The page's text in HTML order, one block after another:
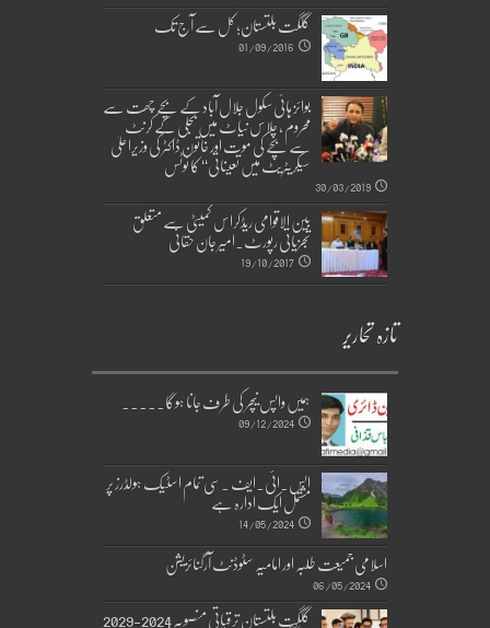
گلگت بلتستان؛ کل سے آج تک
01/09/2016
بوائز ہائی سکول جلال آباد کے بچے چھت سے
محروم ، چلاس نیاٹ میں بجلی کے کرنٹ
سے بچے کی موت اور خاتون ڈاکٹر کی وزیراعلیٰ
سیکریٹریٹ میں تعیناتی‘‘ کا نوٹس
30/03/2019
بین الاقوامی ریڈکراس کمیٹی سے متعلق
تجزیاتی رپورٹ۔امیر جان حقانی
19/10/2017
تازہ تحاریر
ہمیں واپس نیچر کی طرف جانا ہوگا۔۔۔۔۔
09/12/2024
ایس۔ائی۔ایف ۔سی تمام اسٹیک ہولڈرز پر
مشتمل ایک ادارہ ہے
14/05/2024
اسلامی جمیعت طلبہ اور امامیہ سٹوڈنٹ آرگنائزیشن
06/05/2024
گلگت بلتستان ترقیاتی منصوبہ 2024-2029